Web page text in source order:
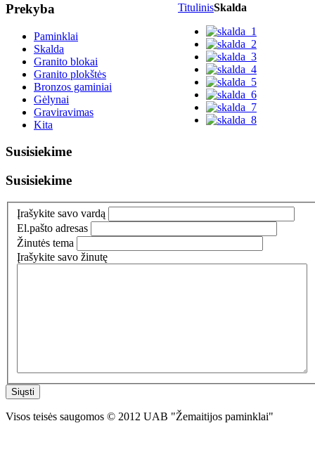
TitulinisSkalda
Prekyba
Paminklai
Skalda
Granito blokai
Granito plokštės
Bronzos gaminiai
Gėlynai
Graviravimas
Kita
Susisiekime
Susisiekime
Įrašykite savo vardą
El.pašto adresas
Žinutės tema
Įrašykite savo žinutę
Siųsti
Visos teisės saugomos © 2012 UAB "Žemaitijos paminklai"